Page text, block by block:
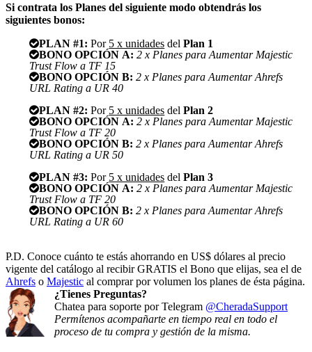
Si contrata los Planes del siguiente modo obtendrás los
siguientes bonos:
PLAN #1: Por 5 x unidades delPlan 1
BONO OPCIÓN A: 2 x Planes para Aumentar Majestic
Trust Flow a TF 15
BONO OPCIÓN B: 2 x Planes para Aumentar Ahrefs
URL Rating a UR 40
PLAN #2: Por 5 x unidades delPlan 2
BONO OPCIÓN A: 2 x Planes para Aumentar Majestic
Trust Flow a TF 20
BONO OPCIÓN B: 2 x Planes para Aumentar Ahrefs
URL Rating a UR 50
PLAN #3: Por 5 x unidades delPlan 3
BONO OPCIÓN A: 2 x Planes para Aumentar Majestic
Trust Flow a TF 20
BONO OPCIÓN B: 2 x Planes para Aumentar Ahrefs
URL Rating a UR 60
P.D. Conoce cuánto te estás ahorrando en US$ dólares al precio
vigente del catálogo al recibir GRATIS el Bono que elijas, sea el de
Ahrefs o Majestic al comprar por volumen los planes de ésta página.
¿Tienes Preguntas?
Chatea para soporte por Telegram @CheradaSupport
Permítenos acompañarte en tiempo real en todo el
proceso de tu compra y gestión de la misma.